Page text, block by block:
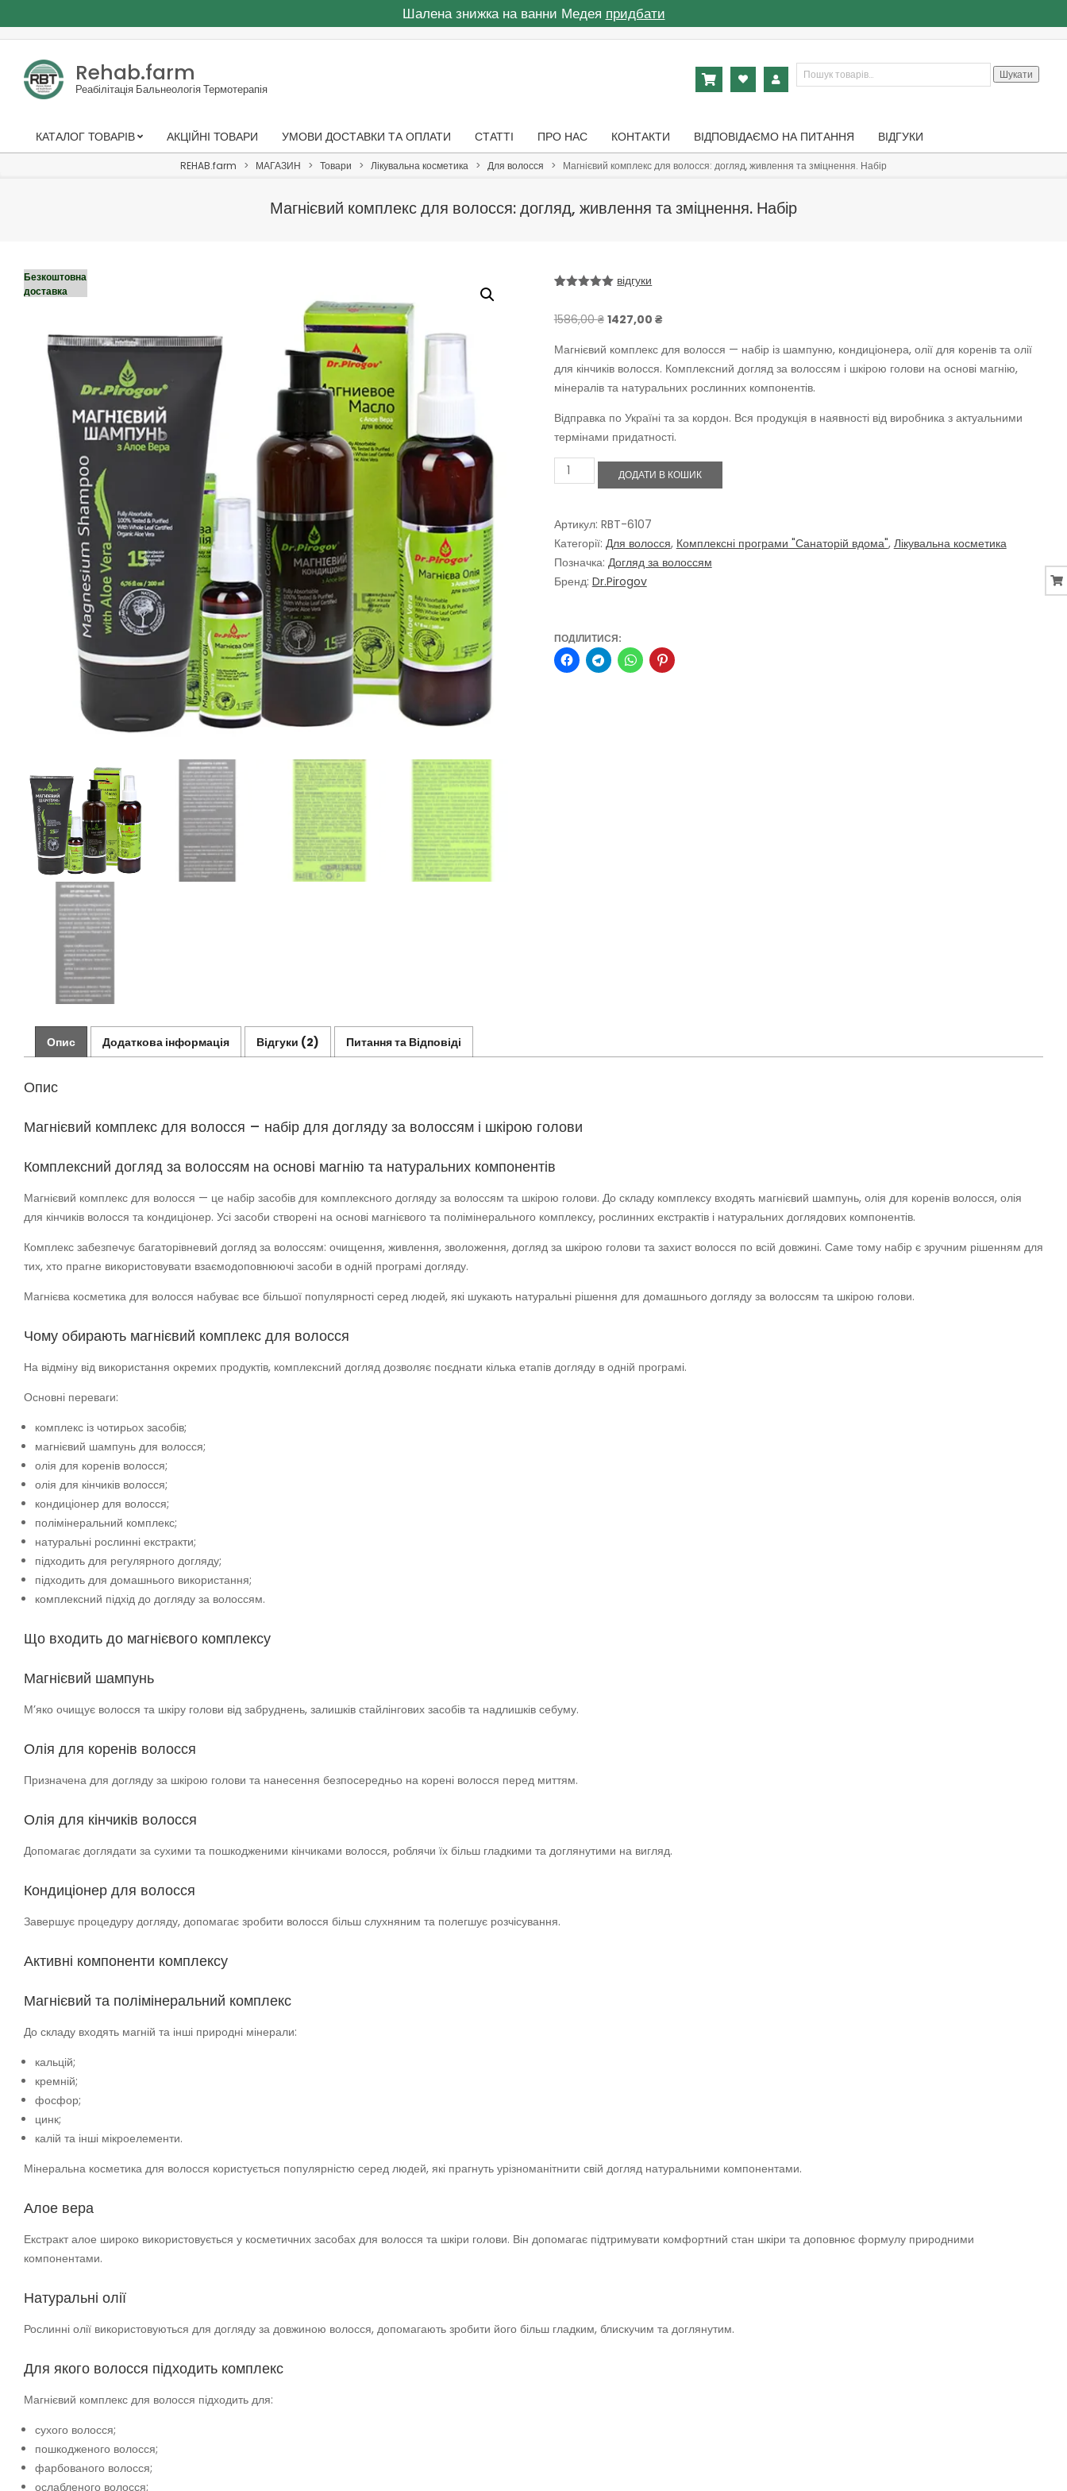
Шалена знижка на ванни Медея придбати
Skip
content
Rehab.farm
Реабілітація Бальнеологія Термотерапія
Шукати: Шукати
Primary
КАТАЛОГ ТОВАРІВ АКЦІЙНІ ТОВАРИ УМОВИ ДОСТАВКИ ТА ОПЛАТИ СТАТТІ ПРО НАС КОНТАКТИ ВІДПОВІДАЄМО НА ПИТАННЯ ВІДГУКИ
REHAB.farm > МАГАЗИН > Товари > Лікувальна косметика > Для волосся > Магнієвий комплекс для волосся: догляд, живлення та зміцнення. Набір
Магнієвий комплекс для волосся: догляд, живлення та зміцнення. Набір
Безкоштовна
доставка
основі
відгуки
1586,00₴ Оригінальна
1586,00 ₴.
1427,00 ₴Поточна
1427,00 ₴.
Магнієвий комплекс для волосся — набір із шампуню, кондиціонера, олії для коренів та олії
для кінчиків волосся. Комплексний догляд за волоссям і шкірою голови на основі магнію,
мінералів та натуральних рослинних компонентів.
Відправка по Україні та за кордон. Вся продукція в наявності від виробника з актуальними
термінами придатності.
Магнієвий
комплекс
догляд,
живлення
зміцнення.
Набір
ДОДАТИ В КОШИК
Артикул: RBT-6107
Категорії: Для волосся, Комплексні програми "Санаторій вдома", Лікувальна косметика
Позначка: Догляд за волоссям
Бренд: Dr.Pirogov
ПОДІЛИТИСЯ:
Опис Додаткова інформація Відгуки (2) Питання та Відповіді
Опис
Магнієвий комплекс для волосся – набір для догляду за волоссям і шкірою голови
Комплексний догляд за волоссям на основі магнію та натуральних компонентів
Магнієвий комплекс для волосся — це набір засобів для комплексного догляду за волоссям та шкірою голови. До складу комплексу входять магнієвий шампунь, олія для коренів волосся, олія
для кінчиків волосся та кондиціонер. Усі засоби створені на основі магнієвого та полімінерального комплексу, рослинних екстрактів і натуральних доглядових компонентів.
Комплекс забезпечує багаторівневий догляд за волоссям: очищення, живлення, зволоження, догляд за шкірою голови та захист волосся по всій довжині. Саме тому набір є зручним рішенням для
тих, хто прагне використовувати взаємодоповнюючі засоби в одній програмі догляду.
Магнієва косметика для волосся набуває все більшої популярності серед людей, які шукають натуральні рішення для домашнього догляду за волоссям та шкірою голови.
Чому обирають магнієвий комплекс для волосся
На відміну від використання окремих продуктів, комплексний догляд дозволяє поєднати кілька етапів догляду в одній програмі.
Основні переваги:
комплекс із чотирьох засобів;
магнієвий шампунь для волосся;
олія для коренів волосся;
олія для кінчиків волосся;
кондиціонер для волосся;
полімінеральний комплекс;
натуральні рослинні екстракти;
підходить для регулярного догляду;
підходить для домашнього використання;
комплексний підхід до догляду за волоссям.
Що входить до магнієвого комплексу
Магнієвий шампунь
М’яко очищує волосся та шкіру голови від забруднень, залишків стайлінгових засобів та надлишків себуму.
Олія для коренів волосся
Призначена для догляду за шкірою голови та нанесення безпосередньо на корені волосся перед миттям.
Олія для кінчиків волосся
Допомагає доглядати за сухими та пошкодженими кінчиками волосся, роблячи їх більш гладкими та доглянутими на вигляд.
Кондиціонер для волосся
Завершує процедуру догляду, допомагає зробити волосся більш слухняним та полегшує розчісування.
Активні компоненти комплексу
Магнієвий та полімінеральний комплекс
До складу входять магній та інші природні мінерали:
кальцій;
кремній;
фосфор;
цинк;
калій та інші мікроелементи.
Мінеральна косметика для волосся користується популярністю серед людей, які прагнуть урізноманітнити свій догляд натуральними компонентами.
Алое вера
Екстракт алое широко використовується у косметичних засобах для волосся та шкіри голови. Він допомагає підтримувати комфортний стан шкіри та доповнює формулу природними
компонентами.
Натуральні олії
Рослинні олії використовуються для догляду за довжиною волосся, допомагають зробити його більш гладким, блискучим та доглянутим.
Для якого волосся підходить комплекс
Магнієвий комплекс для волосся підходить для:
сухого волосся;
пошкодженого волосся;
фарбованого волосся;
ослабленого волосся;